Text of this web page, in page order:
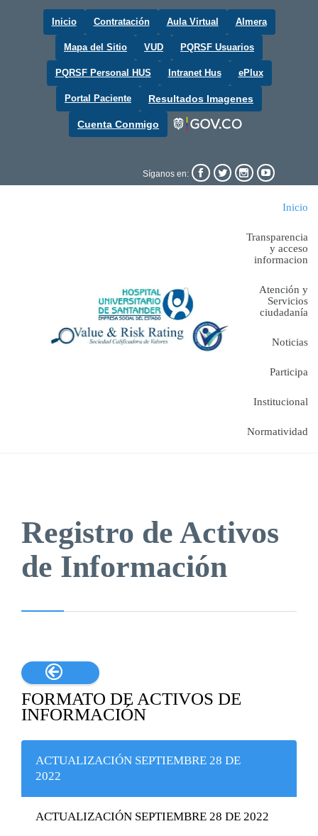
Inicio Contratación Aula Virtual Almera
Mapa del Sitio VUD PQRSF Usuarios
PQRSF Personal HUS Intranet Hus ePlux
Portal Paciente Resultados Imagenes
Cuenta Conmigo
Síganos en:    
Inicio
Transparencia
y acceso
informacion
Atención y
Servicios
ciudadanía
Noticias
Participa
Institucional
Normatividad
Registro de Activos
de Información

FORMATO DE ACTIVOS DE
INFORMACIÓN
ACTUALIZACIÓN SEPTIEMBRE 28 DE
2022
ACTUALIZACIÓN SEPTIEMBRE 28 DE 2022